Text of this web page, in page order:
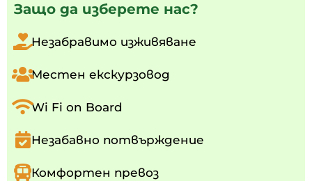
Защо да изберете нас?
Незабравимо изживяване
Местен екскурзовод
Wi Fi on Board
Незабавно потвърждение
Комфортен превоз